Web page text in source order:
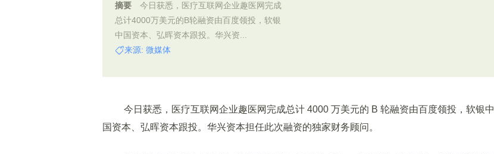
摘要
今日获悉，医疗互联网企业趣医网完成
总计4000万美元的B轮融资由百度领投，软银
中国资本、弘晖资本跟投。华兴资...
来源: 微媒体
今日获悉，医疗互联网企业趣医网完成总计 4000 万美元的 B 轮融资由百度领投，软银中
国资本、弘晖资本跟投。华兴资本担任此次融资的独家财务顾问。